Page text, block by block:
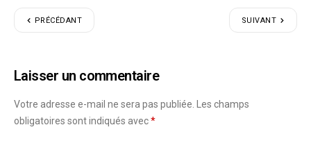
PRÉCÉDANT SUIVANT
Laisser un commentaire
Votre adresse e-mail ne sera pas publiée.
Les champs
obligatoires sont indiqués avec*